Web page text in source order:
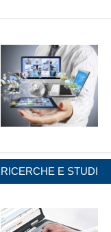
RICERCHE E STUDI